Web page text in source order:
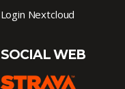
Login Nextcloud
SOCIAL WEB